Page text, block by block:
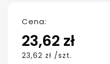
Cena:
23,62 zł
23,62 zł /szt.